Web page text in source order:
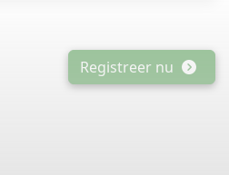
Registreer nu